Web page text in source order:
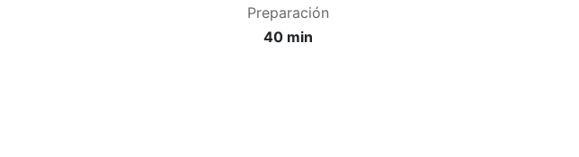
Preparación
40 min